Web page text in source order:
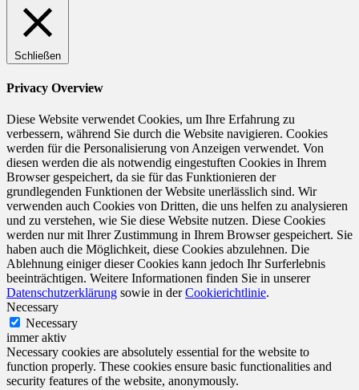
Schließen
Privacy Overview
Diese Website verwendet Cookies, um Ihre Erfahrung zu
verbessern, während Sie durch die Website navigieren. Cookies
werden für die Personalisierung von Anzeigen verwendet. Von
diesen werden die als notwendig eingestuften Cookies in Ihrem
Browser gespeichert, da sie für das Funktionieren der
grundlegenden Funktionen der Website unerlässlich sind. Wir
verwenden auch Cookies von Dritten, die uns helfen zu analysieren
und zu verstehen, wie Sie diese Website nutzen. Diese Cookies
werden nur mit Ihrer Zustimmung in Ihrem Browser gespeichert. Sie
haben auch die Möglichkeit, diese Cookies abzulehnen. Die
Ablehnung einiger dieser Cookies kann jedoch Ihr Surferlebnis
beeinträchtigen. Weitere Informationen finden Sie in unserer
Datenschutzerklärung sowie in derCookierichtlinie.
Necessary
Necessary
immer aktiv
Necessary cookies are absolutely essential for the website to
function properly. These cookies ensure basic functionalities and
security features of the website, anonymously.